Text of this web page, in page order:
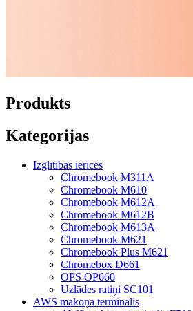
Produkts
Kategorijas
Izglītības ierīces
Chromebook M311A
Chromebook M610
Chromebook M612A
Chromebook M612B
Chromebook M613A
Chromebook M621
Chromebook Plus M621
Chromebox D661
OPS OP660
Uzlādes ratiņi SC101
AWS mākoņa terminālis